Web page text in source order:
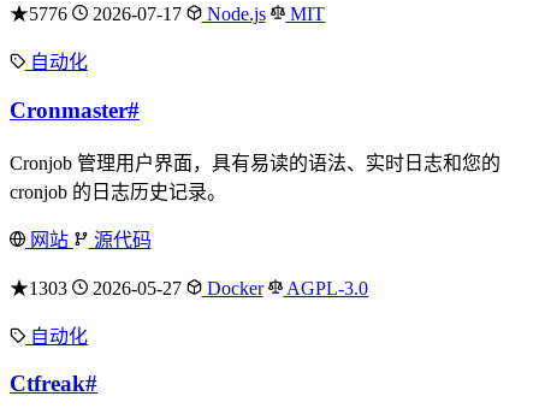
★5776 2026-07-17 Node.js MIT
自动化
Cronmaster#
Cronjob 管理用户界面，具有易读的语法、实时日志和您的
cronjob 的日志历史记录。
网站 源代码
★1303 2026-05-27 Docker AGPL-3.0
自动化
Ctfreak#